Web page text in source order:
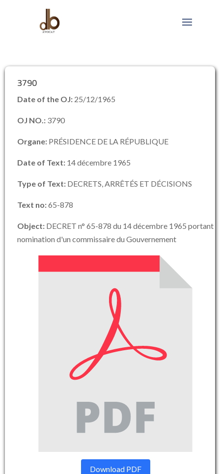
3790
Date of the OJ: 25/12/1965
OJ NO.: 3790
Organe: PRÉSIDENCE DE LA RÉPUBLIQUE
Date of Text: 14 décembre 1965
Type of Text: DECRETS, ARRÊTÉS ET DÉCISIONS
Text no:65-878
Object: DECRET n° 65-878 du 14 décembre 1965 portant
nomination d'un commissaire du Gouvernement
Download PDF